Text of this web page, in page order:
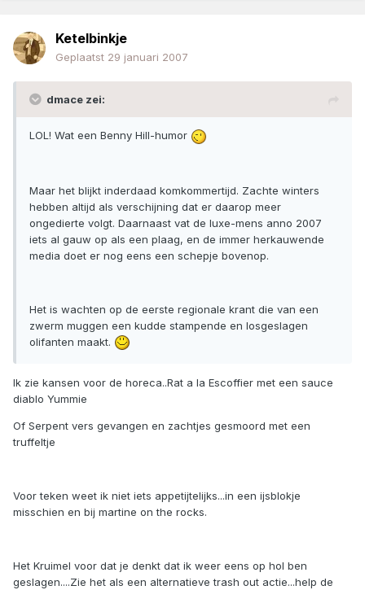
Ketelbinkje
Geplaatst 29 januari 2007
dmace zei:
LOL! Wat een Benny Hill-humor
Maar het blijkt inderdaad komkommertijd. Zachte winters
hebben altijd als verschijning dat er daarop meer
ongedierte volgt. Daarnaast vat de luxe-mens anno 2007
iets al gauw op als een plaag, en de immer herkauwende
media doet er nog eens een schepje bovenop.
Het is wachten op de eerste regionale krant die van een
zwerm muggen een kudde stampende en losgeslagen
olifanten maakt.
Ik zie kansen voor de horeca..Rat a la Escoffier met een sauce
diablo Yummie
Of Serpent vers gevangen en zachtjes gesmoord met een
truffeltje
Voor teken weet ik niet iets appetijtelijks...in een ijsblokje
misschien en bij martine on the rocks.
Het Kruimel voor dat je denkt dat ik weer eens op hol ben
geslagen....Zie het als een alternatieve trash out actie...help de